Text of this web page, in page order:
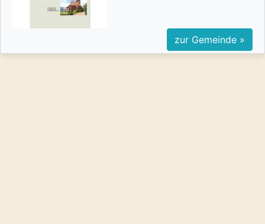
zur Gemeinde »